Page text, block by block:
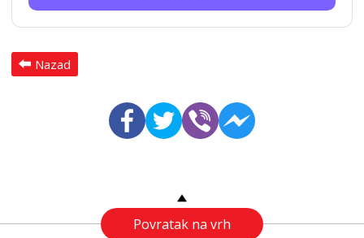
Nazad
Povratak na vrh